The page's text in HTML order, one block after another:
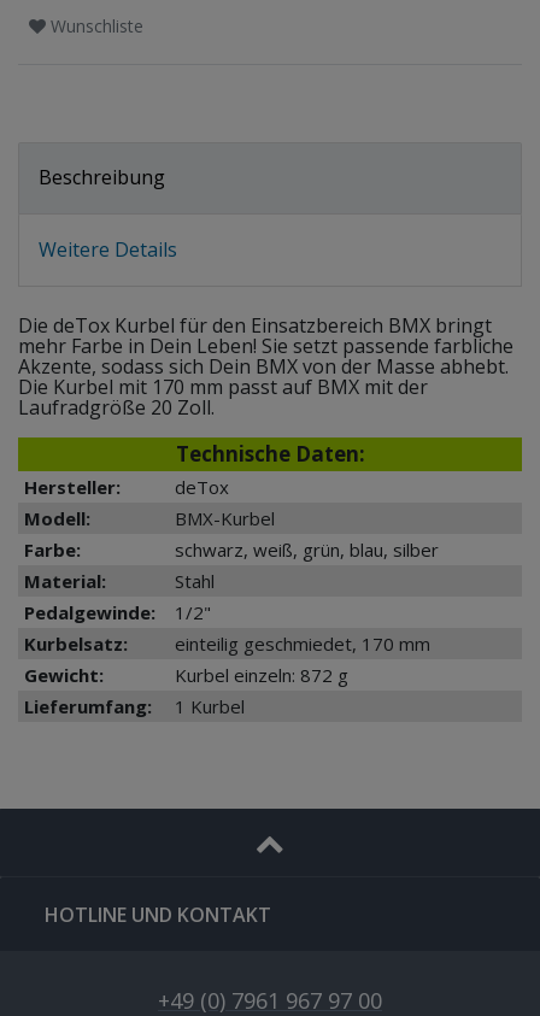
Wunschliste
Beschreibung
Weitere Details
Die deTox Kurbel für den Einsatzbereich BMX bringt
mehr Farbe in Dein Leben! Sie setzt passende farbliche
Akzente, sodass sich Dein BMX von der Masse abhebt.
Die Kurbel mit 170 mm passt auf BMX mit der
Laufradgröße 20 Zoll.
Technische Daten:
Hersteller:
deTox
Modell:
BMX-Kurbel
Farbe:
schwarz, weiß, grün, blau, silber
Material:
Stahl
Pedalgewinde:
1/2"
Kurbelsatz:
einteilig geschmiedet, 170 mm
Gewicht:
Kurbel einzeln: 872 g
Lieferumfang:
1 Kurbel
HOTLINE UND KONTAKT
+49 (0) 7961 967 97 00